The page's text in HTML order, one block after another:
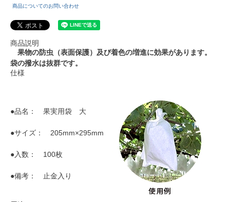
商品についてのお問い合わせ
商品説明
果物の防虫（表面保護）及び着色の増進に効果があります。
袋の撥水は抜群です。
仕様
●品名： 果実用袋 大
●サイズ： 205mm×295mm
●入数： 100枚
●備考： 止金入り